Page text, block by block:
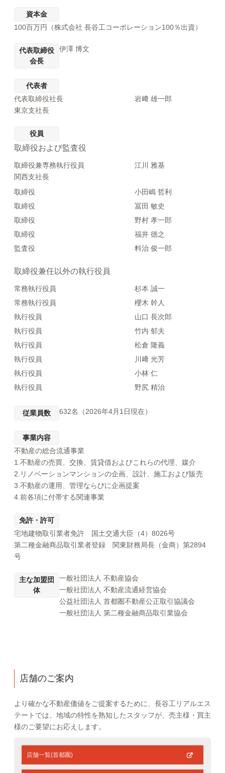
資本金
100百万円（株式会社 長谷工コーポレーション100％出資）
代表取締役
会長
伊澤 博文
代表者
代表取締役社長
東京支社長
岩﨑 雄一郎
役員
取締役および監査役
取締役兼専務執行役員
関西支社長
江川 雅基
取締役
小田嶋 哲利
取締役
冨田 敏史
取締役
野村 孝一郎
取締役
福井 德之
監査役
料治 俊一郎
取締役兼任以外の執行役員
常務執行役員
杉本 誠一
常務執行役員
櫻木 幹人
執行役員
山口 長次郎
執行役員
竹内 郁夫
執行役員
松倉 隆義
執行役員
川﨑 光芳
執行役員
小林 仁
執行役員
野尻 精治
従業員数 632名（2026年4月1日現在）
事業内容
不動産の総合流通事業
1.不動産の売買、交換、賃貸借およびこれらの代理、媒介
2.リノベーションマンションの企画、設計、施工および販売
3.不動産の運用、管理ならびに企画提案
4.前各項に付帯する関連事業
免許・許可
宅地建物取引業者免許 国土交通大臣（4）8026号
第二種金融商品取引業者登録 関東財務局長（金商）第2894
号
主な加盟団
体
一般社団法人 不動産協会
一般社団法人 不動産流通経営協会
公益社団法人 首都圏不動産公正取引協議会
一般社団法人 第二種金融商品取引業協会
店舗のご案内
より確かな不動産価値をご提案するために、長谷工リアルエス
テートでは、地域の特性を熟知したスタッフが、売主様・買主
様のご要望にお応えします。
店舗一覧(首都圏)